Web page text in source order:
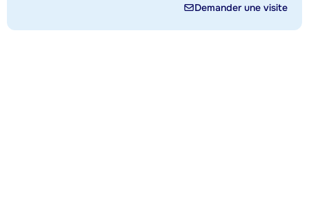
Demander une visite